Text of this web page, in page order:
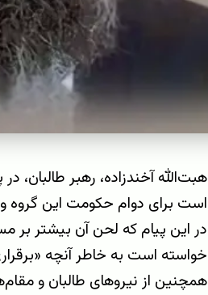
هبت‌الله آخندزاده، رهبر طالبان،
است برای دوام حکومت این گروه
در این پیام که لحن آن بیشتر بر
خواسته است به خاطر آنچه
همچنین از نیروهای طالبان و